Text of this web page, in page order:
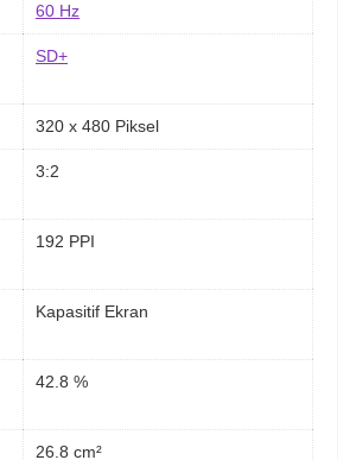
60 Hz
SD+
320 x 480 Piksel
3:2
192 PPI
Kapasitif Ekran
42.8 %
26.8 cm²